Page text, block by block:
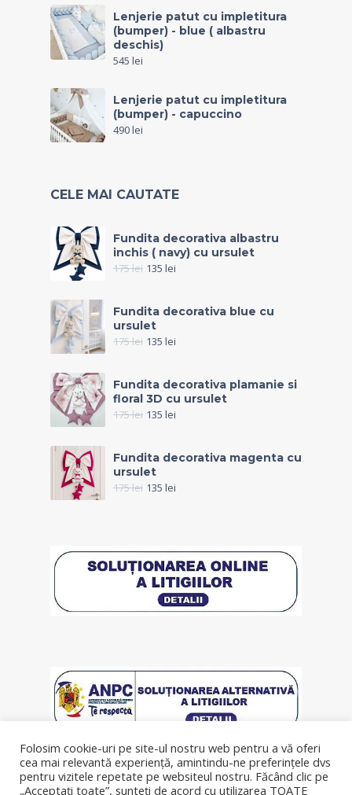
Lenjerie patut cu impletitura
(bumper) - blue ( albastru
deschis)
545 lei
Lenjerie patut cu impletitura
(bumper) - capuccino
490lei
CELE MAI CAUTATE
Fundita decorativa albastru
inchis ( navy) cu ursulet
175lei 135 lei
Fundita decorativa blue cu
ursulet
175lei 135 lei
Fundita decorativa plamanie si
floral 3D cu ursulet
175lei 135 lei
Fundita decorativa magenta cu
ursulet
175lei 135 lei
Folosim cookie-uri pe site-ul nostru web pentru a vă oferi
cea mai relevantă experiență, amintindu-ne preferințele dvs
pentru vizitele repetate pe websiteul nostru. Făcând clic pe
„Acceptați toate”, sunteți de acord cu utilizarea TOATE